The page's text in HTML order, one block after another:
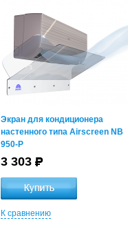
Экран для кондиционера
настенного типа Airscreen NB
950-P
3 303
К сравнению